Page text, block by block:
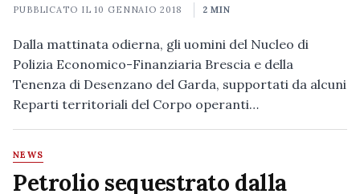
PUBBLICATO IL10 GENNAIO 2018 2 MIN
Dalla mattinata odierna, gli uomini del Nucleo di
Polizia Economico-Finanziaria Brescia e della
Tenenza di Desenzano del Garda, supportati da alcuni
Reparti territoriali del Corpo operanti…
NEWS
Petrolio sequestrato dalla